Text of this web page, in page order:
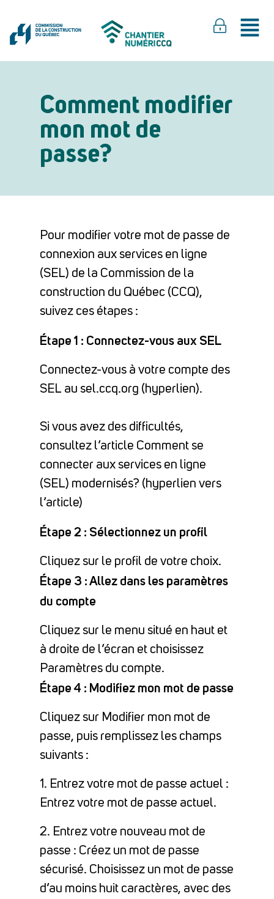
Comment modifier
mon mot de
passe?
Pour modifier votre mot de passe de
connexion aux services en ligne
(SEL) de la Commission de la
construction du Québec (CCQ),
suivez ces étapes :
Étape 1 : Connectez-vous aux SEL
Connectez-vous à votre compte des
SEL au sel.ccq.org (hyperlien).
Si vous avez des difficultés,
consultez l’article Comment se
connecter aux services en ligne
(SEL) modernisés? (hyperlien vers
l’article)
Étape 2 : Sélectionnez un profil
Cliquez sur le profil de votre choix.
Étape 3 : Allez dans les paramètres
du compte
Cliquez sur le menu situé en haut et
à droite de l’écran et choisissez
Paramètres du compte.
Étape 4 : Modifiez mon mot de passe
Cliquez sur Modifier mon mot de
passe, puis remplissez les champs
suivants :
1. Entrez votre mot de passe actuel :
Entrez votre mot de passe actuel.
2. Entrez votre nouveau mot de
passe : Créez un mot de passe
sécurisé. Choisissez un mot de passe
d’au moins huit caractères, avec des